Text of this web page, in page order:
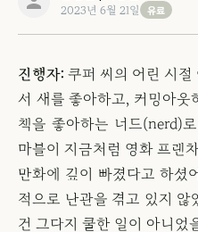
2023년 6월 21일 유료
진행자: 쿠퍼 씨의 어린 시절
서 새를 좋아하고, 커밍아웃
책을 좋아하는 너드(nerd)
마블이 지금처럼 영화 프랜
만화에 깊이 빠졌다고 하셨
적으로 난관을 겪고 있지 않
건 그다지 쿨한 일이 아니었